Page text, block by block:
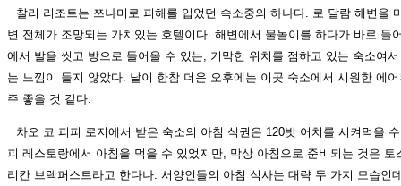
찰리 리조트는 쯔나미로 피해를 입었던 숙소중의 하나다. 로 달람 해변을
변 전체가 조망되는 가치있는 호텔이다. 해변에서 물놀이를 하다가 바로 들
에서 발을 씻고 방으로 들어올 수 있는, 기막힌 위치를 점하고 있는 숙소여
는 느낌이 들지 않았다. 날이 한참 더운 오후에는 이곳 숙소에서 시원한 에
주 좋을 것 같다.
차오 코 피피 로지에서 받은 숙소의 아침 식권은 120밧 어치를 시켜먹을
피 레스토랑에서 아침을 먹을 수 있었지만, 막상 아침으로 준비되는 것은
리칸 브렉퍼스트라고 한다나. 서양인들의 아침 식사는 대략 두 가지 모습인